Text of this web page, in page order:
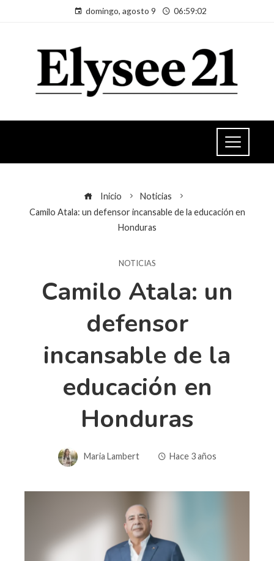
domingo, agosto 9 06:59:03
Inicio
Noticias
Camilo Atala: un defensor incansable de la educación en
Honduras
NOTICIAS
Camilo Atala: un
defensor
incansable de la
educación en
Honduras
Maria Lambert Hace 3 años